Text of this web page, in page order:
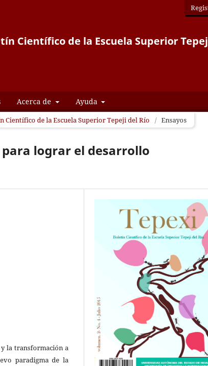
Científico de la Escuela Superior
Acerca de Ayuda
Científico de la Escuela Superior Tepeji del Río / Ensayos
lograr el desarrollo
la transformación a
paradigma de la